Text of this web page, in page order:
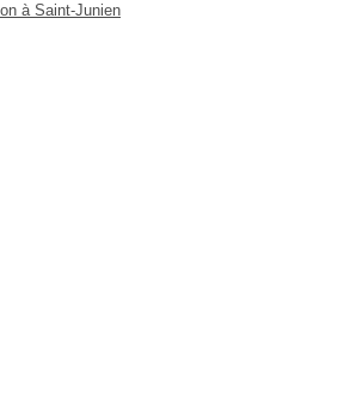
à Saint-Junien